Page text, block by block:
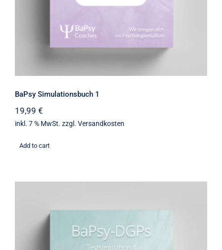
BaPsy Simulationsbuch 1
19,99 €
inkl. 7 % MwSt. zzgl. Versandkosten
Add to cart